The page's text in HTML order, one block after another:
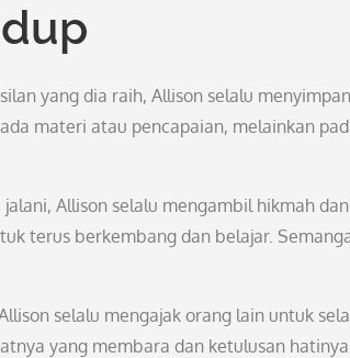
yang dia raih, Allison selalu
materi atau pencapaian, melainkan
Allison selalu mengambil hikmah
terus berkembang dan belajar.
selalu mengajak orang lain untuk
yang membara dan ketulusan